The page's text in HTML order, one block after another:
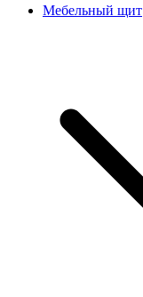
Мебельный щит